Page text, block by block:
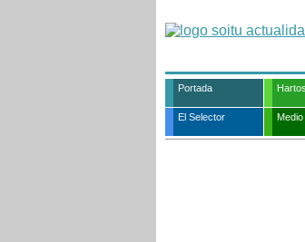
Portada
El Selector